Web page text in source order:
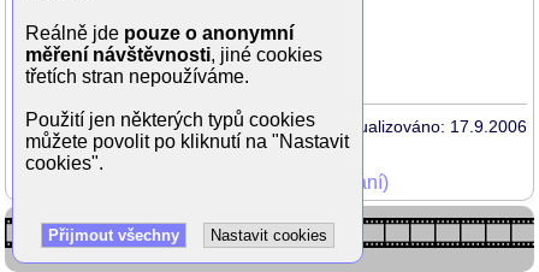
Štěpánka Prýmková-Kapicová
Roma Skamene
Aktualizováno: 17.9.2006
Mohli jste vidět v TV (zobrazit starší vysílání)
Reálně jde pouze o anonymní
měření návštěvnosti, jiné cookies
třetích stran nepoužíváme.
Použití jen některých typů cookies
můžete povolit po kliknutí na "Nastavit
cookies".
Přijmout všechny Nastavit cookies